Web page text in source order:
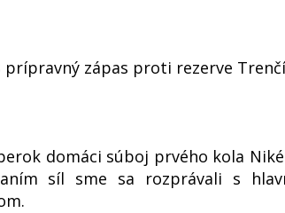
zápas proti rezerve
domáci súboj prvého kola
síl sme sa rozprávali s